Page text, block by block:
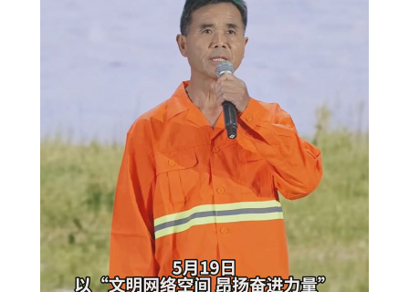
環
衛
工”
劉
金
頂：
守
好
這
台